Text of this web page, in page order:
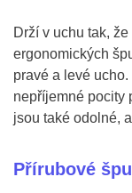
Drží v uchu tak,
ergonomických
pravé a levé
nepříjemné pocity
jsou také odolné,
Přírubové